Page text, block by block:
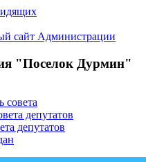
сайт Администрации
"Поселок Дурмин"
совета
депутатов
депутатов